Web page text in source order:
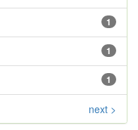
1
1
1
next >